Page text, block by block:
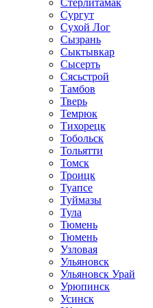
Стерлитамак
Сургут
Сухой Лог
Сызрань
Сыктывкар
Сысерть
Сясьстрой
Тамбов
Тверь
Темрюк
Тихорецк
Тобольск
Тольятти
Томск
Троицк
Туапсе
Туймазы
Тула
Тюмень
Тюмень
Узловая
Ульяновск
Ульяновск Урай
Урюпинск
Усинск